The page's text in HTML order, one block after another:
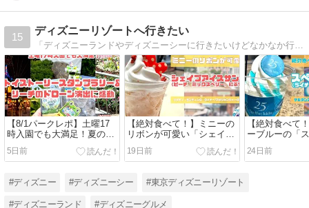
15
ディズニーリゾートへ行きたい
「ディズニーランドやディズニーシーに行きたいけどなかなか行けない」東京ディズニーリゾートを訪れた時により楽しめるように、 貴重な時間を使って当ブログを訪れていただいた皆様と、ー緒にディズニーを楽しむためのブログにしていきます。
【8/1パークレポ】土曜17
時入園でも大満足！夏の
TDLを4時間半で回る満喫ル
ート！トイストーリースタ
ーン演出に感動（ディズニ
ーランド）
5日前
【絶対食べて！】ミニーの
リボンが可愛い「シェイブ
アイスサンデー」徹底解
剖！紅茶ゼリーとベリーの
で】（ディズニーシー）
19日前
【絶対食べて
ーブルーの「
ンデー」レビ
わらび餅が絶
24日前
#ディズニー #ディズニーシー #東京ディズニーリゾート
#ディズニーランド #ディズニーグルメ